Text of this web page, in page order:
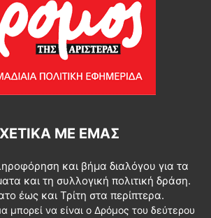
ΜΕ ΕΜΆΣ
και βήμα διαλόγου για τα
και τη συλλογική πολιτική δράση.
έως και Τρίτη στα περίπτερα.
μπορεί να είναι ο Δρόμος του δεύτερου